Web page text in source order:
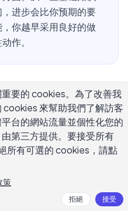
进步会比你预期的要
你越早采用良好的做
作。
错误是什么？
份待办事项更有用，因为错
的错误是可以预测和纠正
见的陷阱。完美的条件永
、分心、没有灵感和不确定
要的 cookies。為了改善我
來幫助我們了解訪客
台的網站流量並個性化您的
第三方提供。要接受所有
所有可選的 cookies，請點
策
拒絕 接受